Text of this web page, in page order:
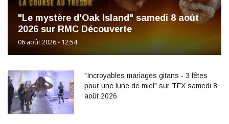
"Le mystère d'Oak Island" samedi 8 août
2026 sur RMC Découverte
06 août 2026 - 12:54
"Incroyables mariages gitans - 3 fêtes
pour une lune de miel" sur TFX samedi 8
août 2026